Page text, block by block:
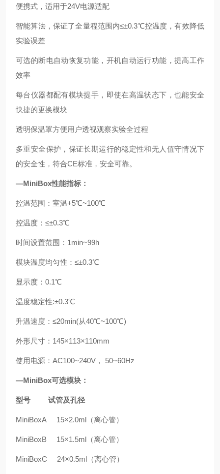
便携式，适用于24V电源适配
智能算法，保证了全量程范围内≤±0.3℃控温度，有效降低
实验误差
可选的断电自动恢复功能，开机自动运行功能，提高工作
效率
每台仪器都配有模块提手，即使在高温状态下，也能安全
快捷的更换模块
透明保温罩方便用户透视观察实验全过程
多重安全保护，保证长期运行的稳定性和无人值守情况下
的安全性，符合CE标准，安全可靠。
—MiniBox性能指标：
控温范围：室温+5℃~100℃
控温度：≤±0.3℃
时间设置范围：1min~99h
模块温度均匀性：≤±0.3℃
显示度：0.1℃
温度稳定性:±0.3℃
升温速度：≤20min(从40℃~100℃)
外形尺寸：145×113×110mm
使用电源：AC100~240V， 50~60Hz
—MiniBox可选模块：
型号 试管及孔径
MiniBoxA 15×2.0ml（离心管）
MiniBoxB 15×1.5ml（离心管）
MiniBoxC 24×0.5ml（离心管）